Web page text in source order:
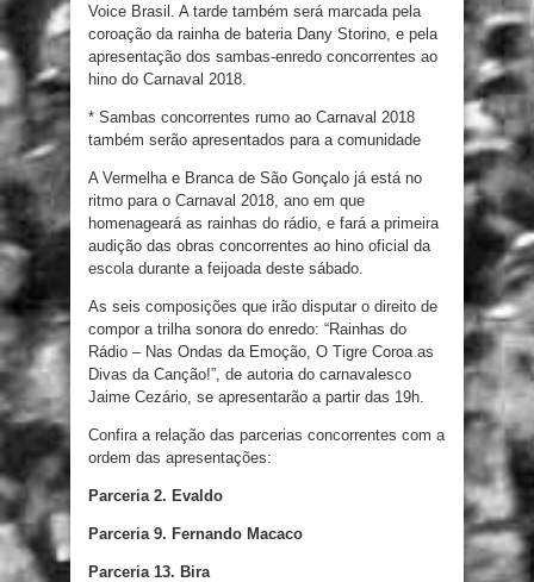
Voice Brasil. A tarde também será marcada pela
coroação da rainha de bateria Dany Storino, e pela
apresentação dos sambas-enredo concorrentes ao
hino do Carnaval 2018.
* Sambas concorrentes rumo ao Carnaval 2018
também serão apresentados para a comunidade
A Vermelha e Branca de São Gonçalo já está no
ritmo para o Carnaval 2018, ano em que
homenageará as rainhas do rádio, e fará a primeira
audição das obras concorrentes ao hino oficial da
escola durante a feijoada deste sábado.
As seis composições que irão disputar o direito de
compor a trilha sonora do enredo: “Rainhas do
Rádio – Nas Ondas da Emoção, O Tigre Coroa as
Divas da Canção!”, de autoria do carnavalesco
Jaime Cezário, se apresentarão a partir das 19h.
Confira a relação das parcerias concorrentes com a
ordem das apresentações:
Parceria 2. Evaldo
Parceria 9. Fernando Macaco
Parceria 13. Bira